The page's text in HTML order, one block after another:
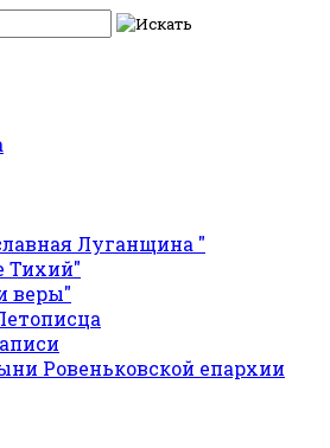
Луганщина "
Тихий"
веры"
Ровеньковской епархии